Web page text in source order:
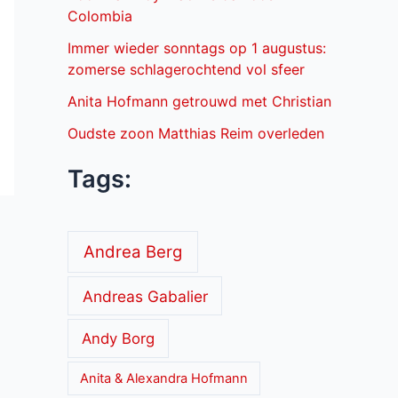
Colombia
Immer wieder sonntags op 1 augustus:
zomerse schlagerochtend vol sfeer
Anita Hofmann getrouwd met Christian
Oudste zoon Matthias Reim overleden
Tags:
Andrea Berg
Andreas Gabalier
Andy Borg
Anita & Alexandra Hofmann